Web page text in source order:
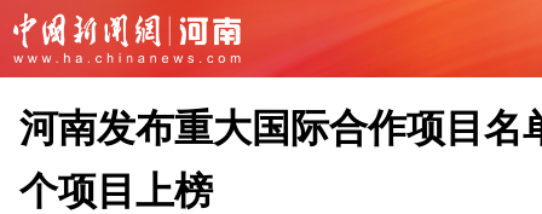
河南发布重大国际合作项目名
个项目上榜